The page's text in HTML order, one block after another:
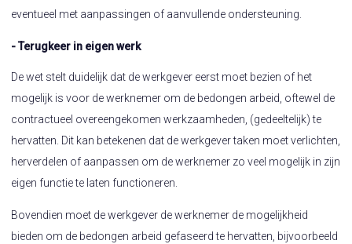
eventueel met aanpassingen of aanvullende ondersteuning.
- Terugkeer in eigen werk
De wet stelt duidelijk dat de werkgever eerst moet bezien of het
mogelijk is voor de werknemer om de bedongen arbeid, oftewel de
contractueel overeengekomen werkzaamheden, (gedeeltelijk) te
hervatten. Dit kan betekenen dat de werkgever taken moet verlichten,
herverdelen of aanpassen om de werknemer zo veel mogelijk in zijn
eigen functie te laten functioneren.
Bovendien moet de werkgever de werknemer de mogelijkheid
bieden om de bedongen arbeid gefaseerd te hervatten, bijvoorbeeld